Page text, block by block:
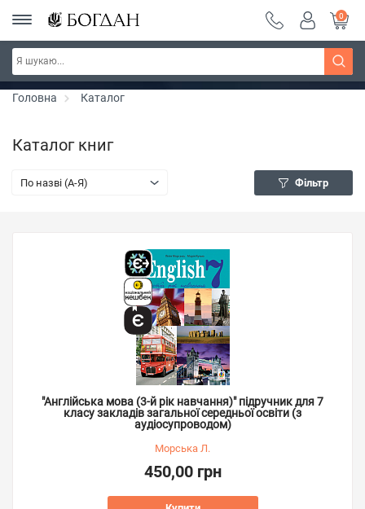
Серія "Чейзіана" ~ знижка 20%
0
Головна Каталог
Каталог книг
По назві (A-Я) Фільтр
"Англійська мова (3-й рік навчання)" підручник для 7
класу закладів загальної середньої освіти (з
аудіосупроводом)
Морська Л.
450,00 грн